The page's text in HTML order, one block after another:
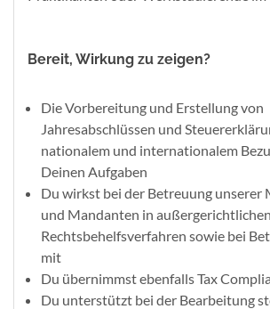
Bereit, Wirkung zu zeigen?
Die Vorbereitung und Erstellung von
Jahresabschlüssen und
nationalem und internationalem
Deinen Aufgaben
Du wirkst bei der Betreuung unserer
und Mandanten in außergerichtlichen
Rechtsbehelfsverfahren sowie bei
mit
Du übernimmst ebenfalls Tax
Du unterstützt bei der Bearbeitung